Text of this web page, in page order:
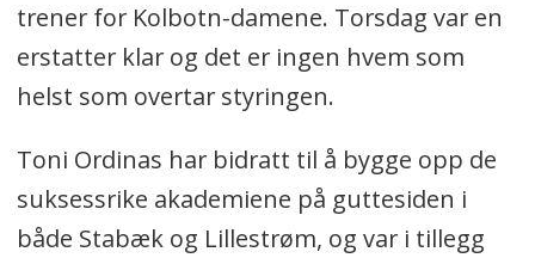
trener for Kolbotn-damene. Torsdag var en
erstatter klar og det er ingen hvem som
helst som overtar styringen.
Toni Ordinas har bidratt til å bygge opp de
suksessrike akademiene på guttesiden i
både Stabæk og Lillestrøm, og var i tillegg